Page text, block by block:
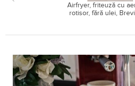
Airfryer, friteuză cu
rotisor, fără ulei,
Retete pentru